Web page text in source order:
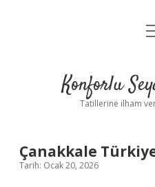
Yasal
Konforlu
Tatillerine ilham
Çanakkale
Tarih: Ocak 20, 2026